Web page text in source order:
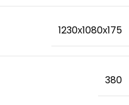
1230х1080х175
380